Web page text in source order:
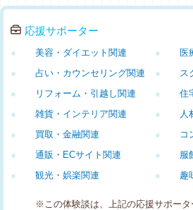
応援サポーター
美容・ダイエット関連
● 医
●
占い・カウンセリング関連
● ス
●
リフォーム・引越し関連
● 住
●
雑貨・インテリア関連
● 人
●
買取・金融関連
● コ
●
通販・ECサイト関連
● 服
●
観光・娯楽関連
● 趣
●
※この体験談は、上記の応援サポー